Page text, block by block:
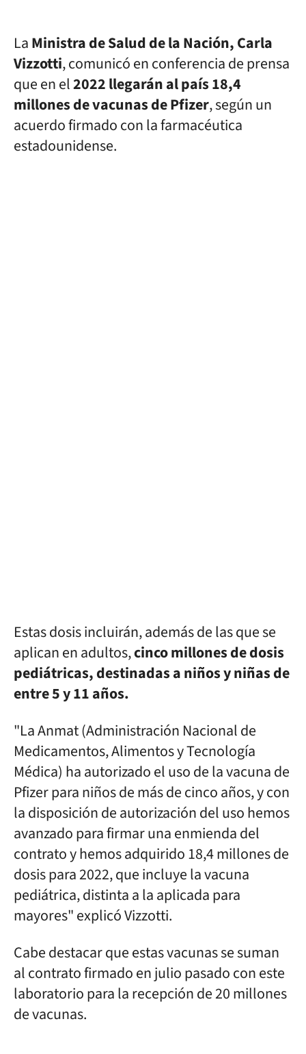
LaMinistra de Salud de la Nación, Carla
Vizzotti, comunicó en conferencia de prensa
que en el2022 llegarán al país 18,4
millones de vacunas de Pfizer, según un
acuerdo firmado con la farmacéutica
estadounidense.
Estas dosis incluirán, además de las que se
aplican en adultos,cinco millones de dosis
pediátricas, destinadas a niños y niñas de
entre 5 y 11 años.
"La Anmat (Administración Nacional de
Medicamentos, Alimentos y Tecnología
Médica) ha autorizado el uso de la vacuna de
Pfizer para niños de más de cinco años, y con
la disposición de autorización del uso hemos
avanzado para firmar una enmienda del
contrato y hemos adquirido 18,4 millones de
dosis para 2022, que incluye la vacuna
pediátrica, distinta a la aplicada para
mayores" explicó Vizzotti.
Cabe destacar que estas vacunas se suman
al contrato firmado en julio pasado con este
laboratorio para la recepción de 20 millones
de vacunas.